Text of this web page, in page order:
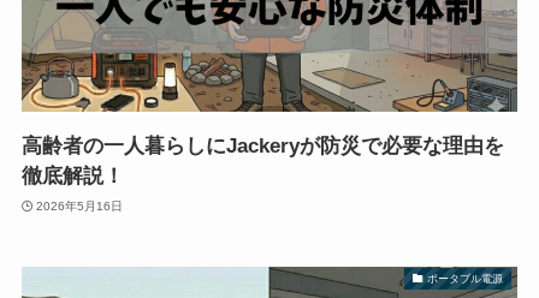
高齢者の一人暮らしにJackeryが防災で必要な理由を
徹底解説！
2026年5月16日
ポータブル電源